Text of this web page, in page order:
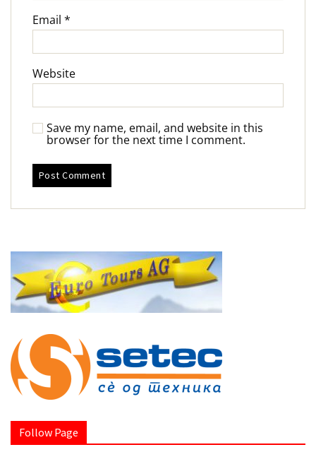
Email *
Website
Save my name, email, and website in this
browser for the next time I comment.
Follow Page